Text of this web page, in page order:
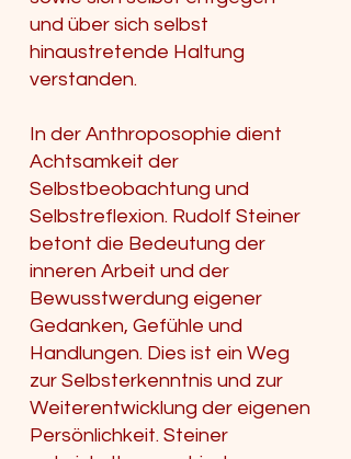
und über sich selbst
hinaustretende Haltung
verstanden.
In der Anthroposophie dient
Achtsamkeit der
Selbstbeobachtung und
Selbstreflexion. Rudolf Steiner
betont die Bedeutung der
inneren Arbeit und der
Bewusstwerdung eigener
Gedanken, Gefühle und
Handlungen. Dies ist ein Weg
zur Selbsterkenntnis und zur
Weiterentwicklung der eigenen
Persönlichkeit. Steiner